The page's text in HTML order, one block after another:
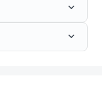
keyboard_arrow_down
keyboard_arrow_down